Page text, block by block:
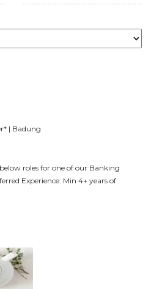
| Badung
roles for one of our Banking
Experience: Min 4+ years of